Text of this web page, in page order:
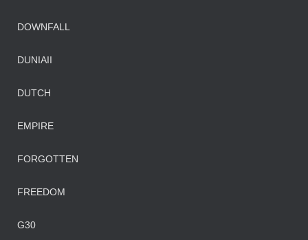
DOWNFALL
DUNIAII
DUTCH
EMPIRE
FORGOTTEN
FREEDOM
G30